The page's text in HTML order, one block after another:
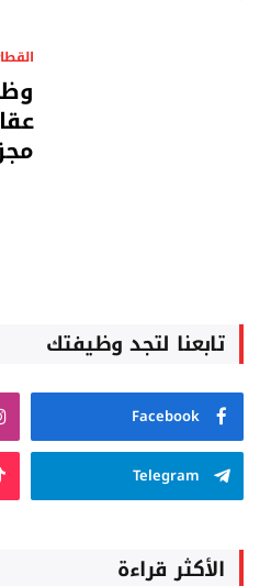
تابعنا لتجد وظيفتك
Facebook
Telegram
الأكثر قراءة